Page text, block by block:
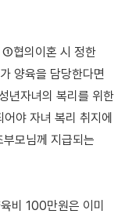
①협의이혼 시 정한
양육을 담당한다면
년자녀의 복리를 위한
야 자녀 복리 취지에
모님께 지급되는
비 100만원은 이미